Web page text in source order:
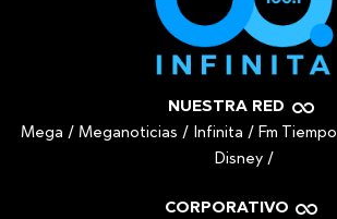
NUESTRA RED
Mega / Meganoticias / Infinita / Fm Tiempo
Disney /
CORPORATIVO